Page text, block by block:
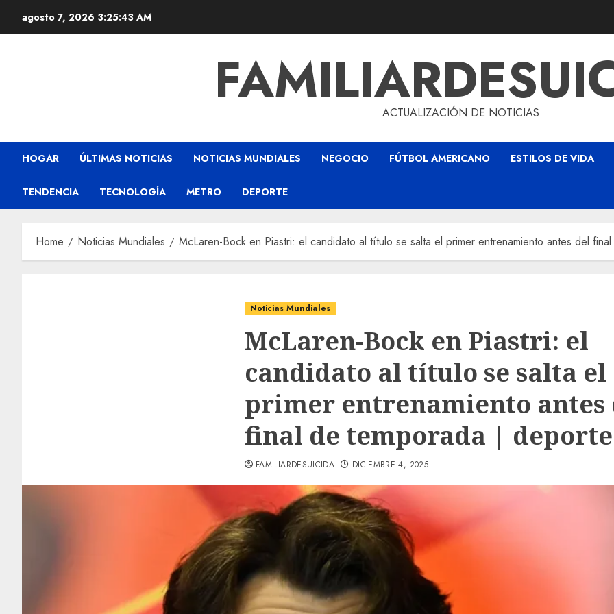
agosto 7, 2026 3:25:44 AM
ACTUALIZACIÓN DE NOTICIAS
HOGAR ÚLTIMAS NOTICIAS NOTICIAS MUNDIALES NEGOCIO FÚTBOL AMERICANO ESTILOS DE VIDA
TENDENCIA TECNOLOGÍA METRO DEPORTE
Home Noticias Mundiales McLaren-Bock en Piastri: el candidato al título se salta el primer entrenamiento antes del
Noticias Mundiales
McLaren-Bock en Piastri: el
candidato al título se salta el
primer entrenamiento antes
final de temporada | deporte
FAMILIARDESUICIDA DICIEMBRE 4, 2025